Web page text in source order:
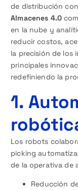
de distribución
Almacenes 4.0
en la nube y
reducir costos,
la precisión de los
principales
redefiniendo la
1.
Los robots
picking
de la operativa de
Reducción